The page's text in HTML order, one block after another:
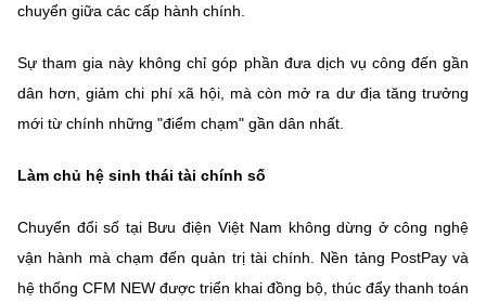
chuyển giữa các cấp hành chính.
Sự tham gia này không chỉ góp phần đưa dịch vụ công đến gần
dân hơn, giảm chi phí xã hội, mà còn mở ra dư địa tăng trưởng
mới từ chính những "điểm chạm" gần dân nhất.
Làm chủ hệ sinh thái tài chính số
Chuyển đổi số tại Bưu điện Việt Nam không dừng ở công nghệ
vận hành mà chạm đến quản trị tài chính. Nền tảng PostPay và
hệ thống CFM NEW được triển khai đồng bộ, thúc đẩy thanh toán